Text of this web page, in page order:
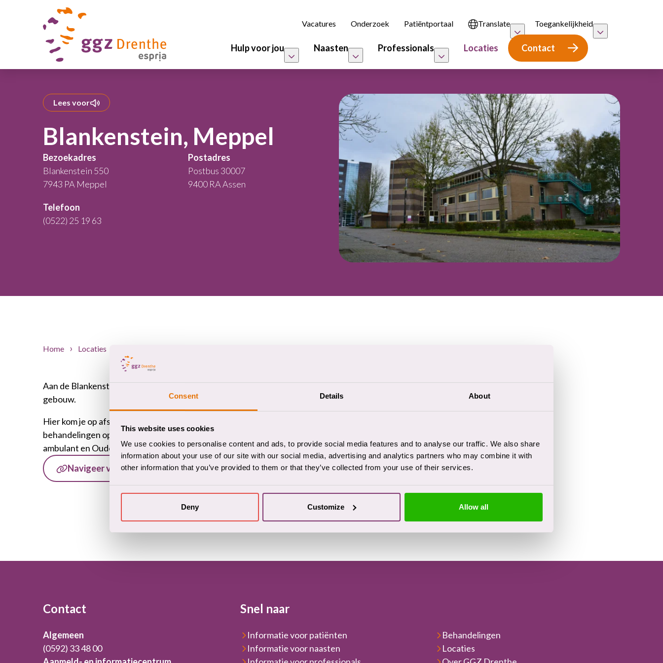
Consent Details About
This website uses cookies
We use cookies to personalise content and ads, to provide social media features and to analyse our traffic. We also share
information about your use of our site with our social media, advertising and analytics partners who may combine it with
other information that you’ve provided to them or that they’ve collected from your use of their services.
Deny Customize Allow all
Vacatures Onderzoek Patiëntportaal Translate Toegankelijkheid
Hulp voor jou Naasten Professionals Locaties Contact
Lees voor
Blankenstein, Meppel
Bezoekadres
Blankenstein 550
7943 PA Meppel
Postadres
Postbus 30007
9400 RA Assen
Telefoon
(0522) 25 19 63
Home Locaties
Aan de Blankenstein vind je onze locatie in Meppel. Je kunt gratis parkeren op het parkeerterrein bij het
gebouw.
Hier kom je op afspraak,
behandelingen op deze locatie worden gegeven door Kinder- en Jeugdpsychiatrie, Volwassenen
ambulant en Ouderen ambulant.
Navigeer via Google Maps
Plan je openbaar vervoer
Contact
Algemeen
(0592) 33 48 00
Snel naar
Informatie voor patiënten
Informatie voor naasten
Behandelingen
Locaties